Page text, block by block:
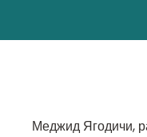
Меджид Ягодичи,